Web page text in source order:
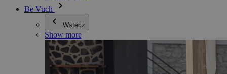
Be Vuch
Wstecz
Show more